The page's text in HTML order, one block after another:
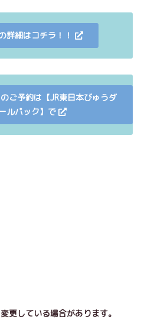
詳細はコチラ！！
ご予約は【JR東日本びゅうダ
ルパック】で
更している場合があります。